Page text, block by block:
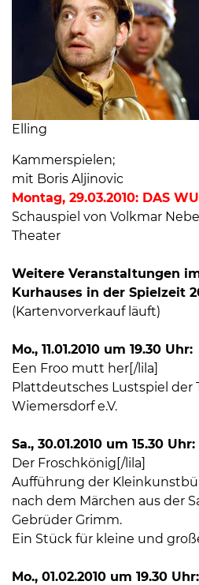
Elling
Kammerspielen;
mit Boris Aljinovic
Montag, 29.03.2010: DAS
Schauspiel von Volkmar
Theater
Weitere Veranstaltungen
Kurhauses in der Spielzeit
(Kartenvorverkauf läuft)
Mo., 11.01.2010 um 19.30 Uhr:
Een Froo mutt her[/lila]
Plattdeutsches Lustspiel der
Wiemersdorf e.V.
Sa., 30.01.2010 um 15.30 Uhr:
Der Froschkönig[/lila]
Aufführung der
nach dem Märchen aus der
Gebrüder Grimm.
Ein Stück für kleine und
Mo., 01.02.2010 um 19.30 Uhr: